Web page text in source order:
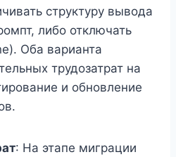
структуру вывода
либо отключать
Оба варианта
трудозатрат на
и обновление
: На этапе миграции